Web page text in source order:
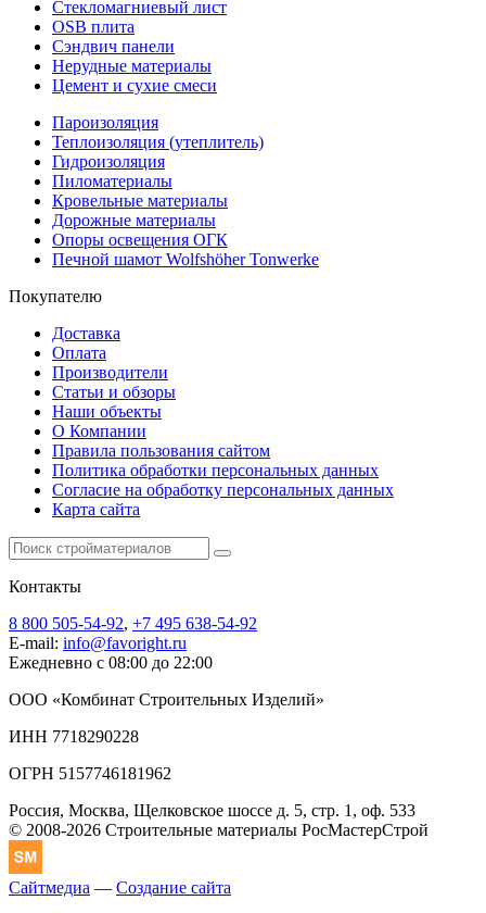
Стекломагниевый лист
OSB плита
Сэндвич панели
Нерудные материалы
Цемент и сухие смеси
Пароизоляция
Теплоизоляция (утеплитель)
Гидроизоляция
Пиломатериалы
Кровельные материалы
Дорожные материалы
Опоры освещения ОГК
Печной шамот Wolfshöher Tonwerke
Покупателю
Доставка
Оплата
Производители
Статьи и обзоры
Наши объекты
О Компании
Правила пользования сайтом
Политика обработки персональных данных
Согласие на обработку персональных данных
Карта сайта
Контакты
8 800 505-54-92, +7 495 638-54-92
E-mail: info@favoright.ru
Ежедневно с 08:00 до 22:00
ООО «Комбинат Строительных Изделий»
ИНН 7718290228
ОГРН 5157746181962
Россия, Москва, Щелковское шоссе д. 5, стр. 1, оф. 533
© 2008-2026 Строительные материалы РосМастерСтрой
Сайтмедиа — Создание сайта